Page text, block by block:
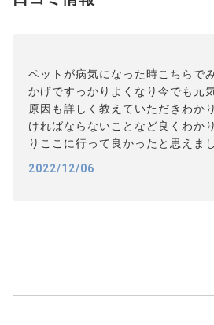
ペットが病気になった時こちらで
かげですっかりよくなり今でも元
原因も詳しく教えていただきわか
ければならないことなど良くわか
りここに行って良かったと思えまし
2022/12/06